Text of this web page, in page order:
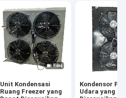
Unit Kondensasi
Ruang Freezer yang
Kondensor
Udara yang